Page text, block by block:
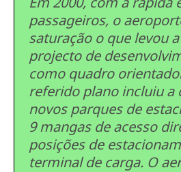
passageiros, o
saturação o que levou
projecto de
como quadro
referido plano incluiu a
novos parques de
9 mangas de acesso
posições de
terminal de carga. O